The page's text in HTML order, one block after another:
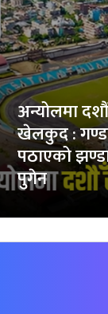
अन्योलमा दशौँ
खेलकुद :
पठाएको
पुगेन